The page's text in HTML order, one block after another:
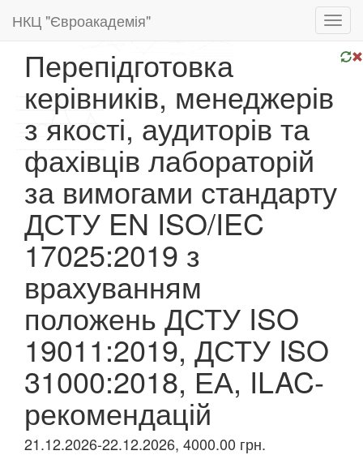
НКЦ "Євроакадемія"
Перепідготовка
керівників, менеджерів
з якості, аудиторів та
фахівців лабораторій
за вимогами стандарту
ДСТУ EN ISO/IEC
17025:2019 з
врахуванням
положень ДСТУ ISO
19011:2019, ДСТУ ISO
31000:2018, ЕА, ILAC-
рекомендацій
21.12.2026-22.12.2026, 4000.00 грн.